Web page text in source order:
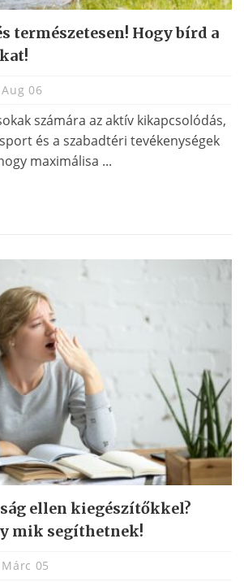
természetesen! Hogy bírd a
06
számára az aktív kikapcsolódás,
és a szabadtéri tevékenységek
maximálisa ...
ellen kiegészítőkkel?
mik segíthetnek!
05